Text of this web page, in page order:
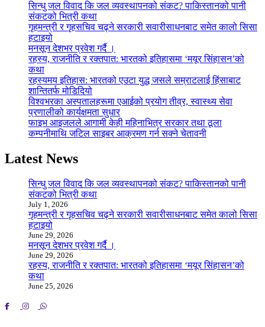
सिन्धु जल विवाद कि जल व्यवस्थापनको संकट? पाकिस्तानको पानी
संकटको भित्री कथा
गृहमन्त्री र गृहसचिव चढ्ने सरकारी सवारीसाधनबाट समेत कालो सिसा
हटाइयो
मनसून देशभर प्रवेश गर्दै ।
रहस्य, राजनीति र रक्तपात: भारतको इतिहासमा ‘मयूर सिंहासन’को
कथा
रहस्यमय इतिहास: भारतको एउटा युद्ध जसले सम्राटलाई हिंसाबाट
शान्तितर्फ मोडिदियो
विश्वभरका अस्पतालहरूमा एआईको प्रयोग तीव्र, स्वास्थ्य सेवा
प्रणालीको कार्यक्षमता सुधार
फाइभ आइजलले आगामी केही महिनाभित्र सरकार तथा ठूला
कम्पनीमाथि जटिल साइबर आक्रमण गर्न सक्ने चेतावनी
Latest News
सिन्धु जल विवाद कि जल व्यवस्थापनको संकट? पाकिस्तानको पानी
संकटको भित्री कथा
July 1, 2026
गृहमन्त्री र गृहसचिव चढ्ने सरकारी सवारीसाधनबाट समेत कालो सिसा
हटाइयो
June 29, 2026
मनसून देशभर प्रवेश गर्दै ।
June 29, 2026
रहस्य, राजनीति र रक्तपात: भारतको इतिहासमा ‘मयूर सिंहासन’को
कथा
June 25, 2026